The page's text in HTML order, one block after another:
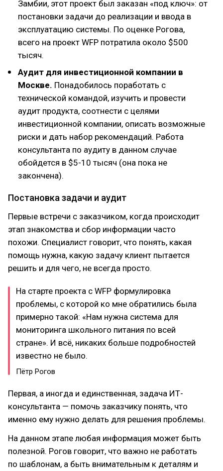
Замбии, этот проект был заказан «под ключ»: от
постановки задачи до реализации и ввода в
эксплуатацию системы. По оценке Рогова,
всего на проект WFP потратила около $500
тысяч.
Аудит для инвестиционной компании в
Москве. Понадобилось поработать с
технической командой, изучить и провести
аудит продукта, соотнести с целями
инвестиционной компании, описать возможные
риски и дать набор рекомендаций. Работа
консультанта по аудиту в данном случае
обойдется в $5-10 тысяч (она пока не
закончена).
Постановка задачи и аудит
Первые встречи с заказчиком, когда происходит
этап знакомства и сбор информации часто
похожи. Специалист говорит, что понять, какая
помощь нужна, какую задачу клиент пытается
решить и для чего, не всегда просто.
На старте проекта с WFP формулировка
проблемы, с которой ко мне обратились была
примерно такой: «Нам нужна система для
мониторинга школьного питания по всей
стране». И всё, никаких больше подробностей
известно не было.
Пётр Рогов
Первая, а иногда и единственная, задача ИТ-
консультанта — помочь заказчику понять, что
именно ему нужно делать для решения проблемы.
На данном этапе любая информация может быть
полезной. Рогов говорит, что важно не работать
по шаблонам, а быть внимательным к деталям и